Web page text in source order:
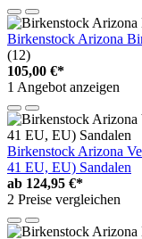
Birkenstock Arizona
(12)
105,00 €*
1 Angebot anzeigen
Birkenstock Arizona
41 EU, EU) Sandalen
ab 124,95 €*
2 Preise vergleichen